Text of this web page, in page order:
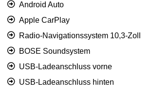
Android Auto
Apple CarPlay
Radio-Navigationssystem 10,3-Zoll
BOSE Soundsystem
USB-Ladeanschluss vorne
USB-Ladeanschluss hinten